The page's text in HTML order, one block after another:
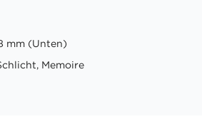
mm (Unten)
Memoire